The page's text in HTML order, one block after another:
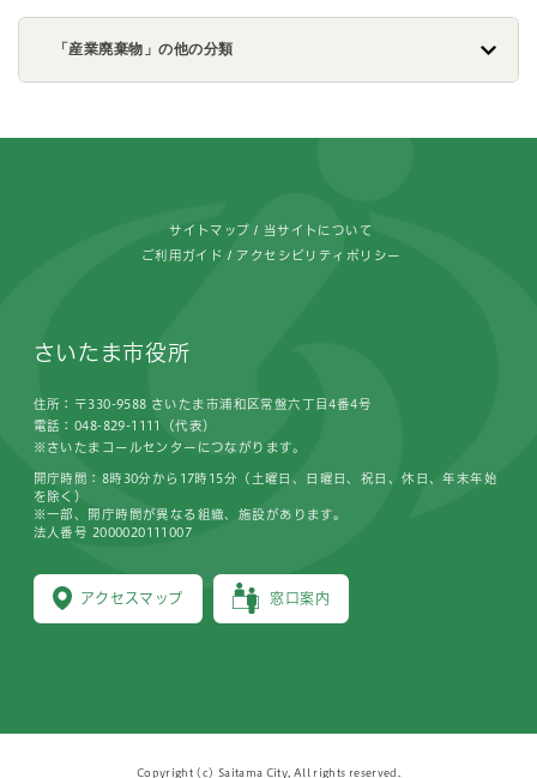
「産業廃棄物」の他の分類
サイトマップ 当サイトについて
ご利用ガイド アクセシビリティポリシー
さいたま市役所
住所：〒330-9588 さいたま市浦和区常盤六丁目4番4号
電話：048-829-1111（代表）
※さいたまコールセンターにつながります。
アクセスマップ 窓口案内
開庁時間：8時30分から17時15分（土曜日、日曜日、祝日、休日、年末年始
を除く）
※一部、開庁時間が異なる組織、施設があります。
法人番号 2000020111007
Copyright (c) Saitama City, All rights reserved.